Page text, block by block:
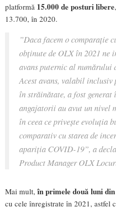
platformă 15.000 de posturi libere
13.700, în 2020.
”Daca facem o comparație
obținute de OLX în 2021 ne
avans puternic alnumărului
Acest avans, valabil inclusiv
în străinătate, a fost
angajatorii au avut unnivel
în ceea ce priveșteevoluția
comparativ cu starea de
apariția COVID-19”, a
Product Manager OLX
Mai mult,în primele două luni
cu cele înregistrate în 2021, astfel